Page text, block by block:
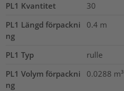
PL1 Kvantitet
30
PL1 Längd förpackni
ng
0.4 m
PL1 Typ
rulle
PL1 Volym förpackni
ng
0.0288 m³